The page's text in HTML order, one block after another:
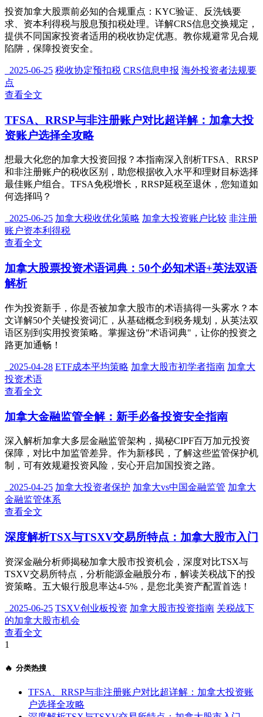
投资加拿大股票前必知的合规重点：KYC验证、反洗钱要
求、资本利得税与股息预扣税处理。详解CRS信息交换规定，
提供不同国家投资者适用的税收协定优惠。教你规避常见合规
陷阱，保障投资安全。
2025-06-25 税收协定预扣税 CRS信息申报 海外投资者法规要
点
查看全文
TFSA、RRSP与非注册账户对比超详解：加拿大投
资账户选择全攻略
想最大化您的加拿大投资回报？本指南深入剖析TFSA、RRSP
和非注册账户的税收区别，助您根据收入水平和理财目标选择
最佳账户组合。TFSA免税增长，RRSP延税至退休，您知道如
何选择吗？
2025-06-25 加拿大税收优化策略 加拿大投资账户比较 非注册
账户资本利得税
查看全文
加拿大股票投资术语词典：50个必知术语+英法双语
解析
作为投资新手，你是否被加拿大股市的术语搞得一头雾水？本
文详解50个关键投资词汇，从基础概念到税务规划，从英法双
语区别到实用投资策略。掌握这份"术语词典"，让你的投资之
路更加通畅！
2025-04-28 ETF成本平均策略 加拿大股市初学者指南 加拿大
投资术语
查看全文
加拿大金融监管全解：新手必备投资安全指南
深入解析加拿大多层金融监管架构，揭秘CIPF百万加元投资
保障，对比中加监管差异。作为新移民，了解这些监管保护机
制，可有效规避投资风险，安心开启加国投资之路。
2025-04-25 加拿大投资者保护 加拿大vs中国金融监管 加拿大
金融监管体系
查看全文
深度解析TSX与TSXV交易所特点：加拿大股市入门
资深金融分析师揭秘加拿大股市投资机会，深度对比TSX与
TSXV交易所特点，分析能源金融股分布，解读关税战下的投
资策略。五大银行股息率达4-5%，是您北美资产配置首选！
2025-06-25 TSXV创业板投资 加拿大股市投资指南 关税战下
的加拿大股市机会
查看全文
1
🔥 分类热搜
TFSA、RRSP与非注册账户对比超详解：加拿大投资账
户选择全攻略